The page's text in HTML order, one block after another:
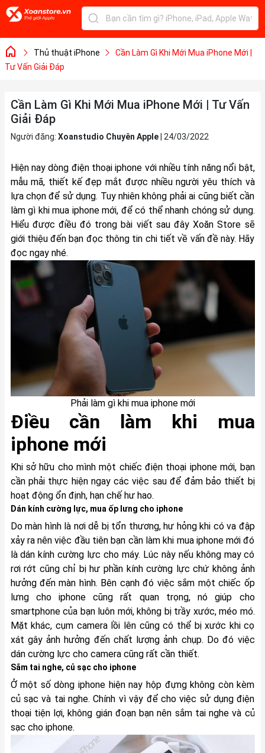
Thủ thuật iPhone
Cần Làm Gì Khi Mới Mua iPhone Mới |
Tư Vấn Giải Đáp
Cần Làm Gì Khi Mới Mua iPhone Mới | Tư Vấn
Giải Đáp
Người đăng: Xoanstudio Chuyên Apple| 24/03/2022
Hiện nay dòng điện thoại iphone với nhiều tính năng nổi bật,
mẫu mã, thiết kế đẹp mắt được nhiều người yêu thích và
lựa chọn để sử dụng. Tuy nhiên không phải ai cũng biết cần
làm gì khi mua iphone mới, để có thể nhanh chóng sử dụng.
Hiểu được điều đó trong bài viết sau đây Xoăn Store sẽ
giới thiệu đến bạn đọc thông tin chi tiết về vấn đề này. Hãy
đọc ngay nhé.
Phải làm gì khi mua iphone mới
Điều cần làm khi mua
iphone mới
Khi sở hữu cho mình một chiếc điện thoại iphone mới, bạn
cần phải thực hiện ngay các việc sau để đảm bảo thiết bị
hoạt động ổn định, hạn chế hư hao.
Dán kính cường lực, mua ốp lưng cho iphone
Do màn hình là nơi dễ bị tổn thương, hư hỏng khi có va đập
xảy ra nên việc đầu tiên bạn cần làm khi mua iphone mới đó
là dán kính cường lực cho máy. Lúc này nếu không may có
rơi rớt cũng chỉ bị hư phần kính cường lực chứ không ảnh
hưởng đến màn hình. Bên cạnh đó việc sắm một chiếc ốp
lưng cho iphone cũng rất quan trọng, nó giúp cho
smartphone của bạn luôn mới, không bị trầy xước, méo mó.
Mặt khác, cụm camera lồi lên cũng có thể bị xước khi cọ
xát gây ảnh hưởng đến chất lượng ảnh chụp. Do đó việc
dán cường lực cho camera cũng rất cần thiết.
Sắm tai nghe, củ sạc cho iphone
Ở một số dòng iphone hiện nay hộp đựng không còn kèm
củ sạc và tai nghe. Chính vì vậy để cho việc sử dụng điện
thoại tiện lợi, không gián đoạn bạn nên sắm tai nghe và củ
sạc cho iphone.